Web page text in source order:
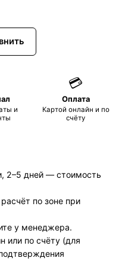
и
💳
Оплата
Картой онлайн и по
счёту
2–5 дней — стоимость
по зоне при
у менеджера.
или по счёту (для